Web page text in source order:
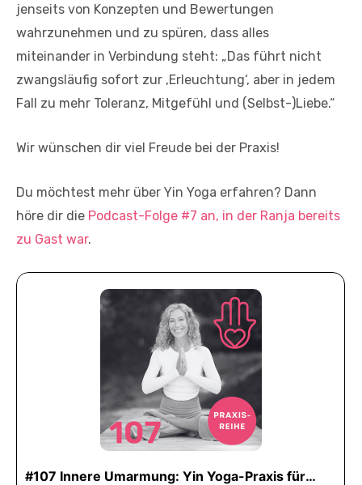
jenseits von Konzepten und Bewertungen
wahrzunehmen und zu spüren, dass alles
miteinander in Verbindung steht: „Das führt nicht
zwangsläufig sofort zur ‚Erleuchtung‘, aber in jedem
Fall zu mehr Toleranz, Mitgefühl und (Selbst-)Liebe.“
Wir wünschen dir viel Freude bei der Praxis!
Du möchtest mehr über Yin Yoga erfahren? Dann
höre dir die Podcast-Folge #7 an, in der Ranja bereits
zu Gast war.